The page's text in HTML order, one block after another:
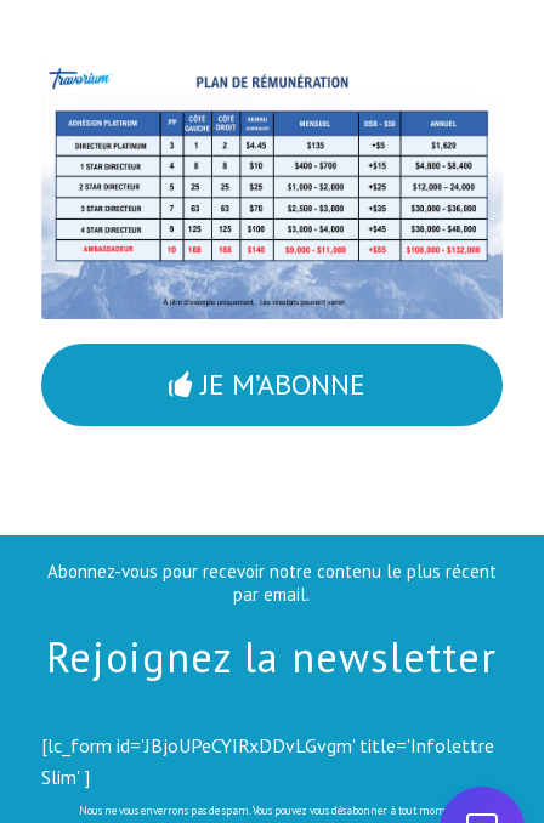
JE M’ABONNE
Abonnez-vous pour recevoir notre contenu le plus récent
par email.
Rejoignez la newsletter
[lc_form id='JBjoUPeCYIRxDDvLGvgm' title='Infolettre
Slim' ]
Nous ne vous enverrons pas de spam. Vous pouvez vous désabonner à tout moment.